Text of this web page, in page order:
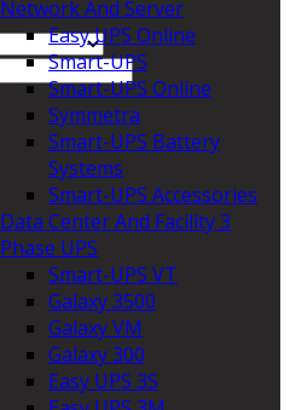
Network And Server
Easy UPS Online
Smart-UPS
Smart-UPS Online
Symmetra
Smart-UPS Battery
Systems
Smart-UPS Accessories
Data Center And Facility 3
Phase UPS
Smart-UPS VT
Galaxy 3500
Galaxy VM
Galaxy 300
Easy UPS 3S